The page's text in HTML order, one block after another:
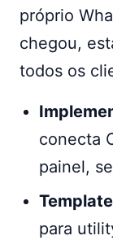
próprio
chegou,
todos os
conecta
painel,
para